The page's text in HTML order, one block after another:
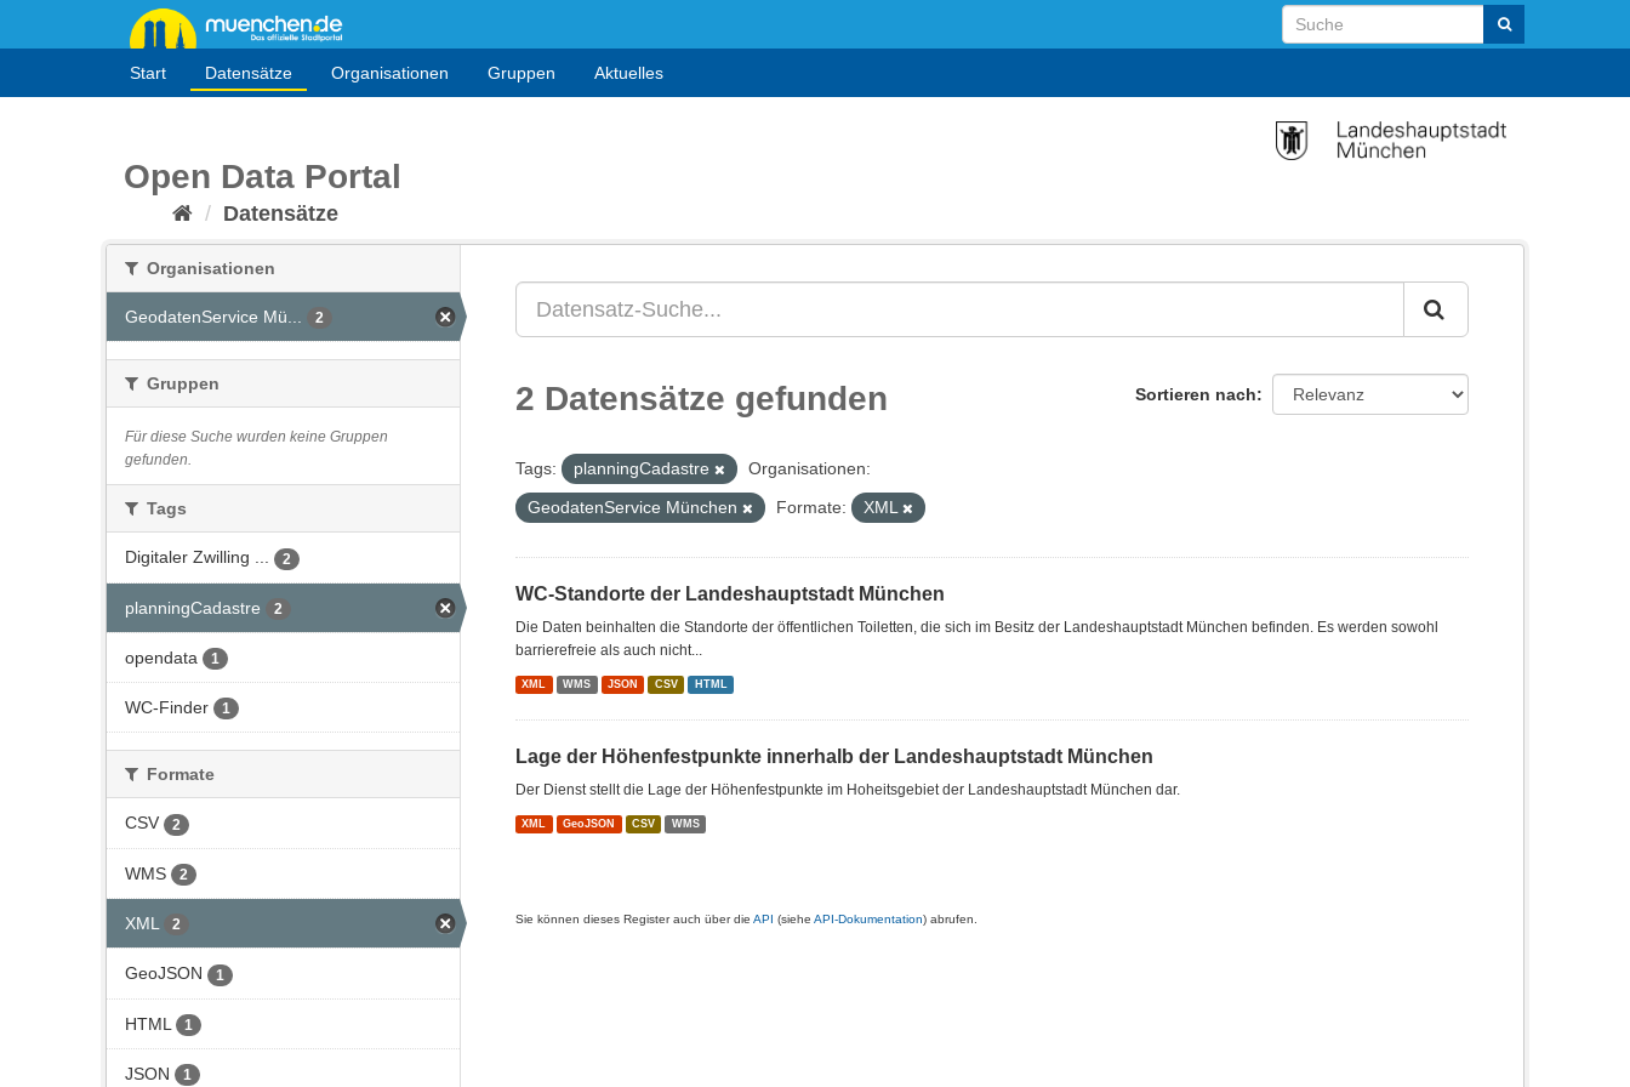
Start Datensätze Organisationen Gruppen Aktuelles
Open Data Portal
Datensätze
Organisationen
GeodatenService Mü... 2
Gruppen
Für diese Suche wurden keine Gruppen
gefunden.
Tags
Digitaler Zwilling ... 2
planningCadastre 2
opendata 1
WC-Finder 1
Formate
CSV 2
WMS 2
XML 2
GeoJSON 1
HTML 1
JSON 1
Sortieren nach
2 Datensätze gefunden
Tags: planningCadastre
Organisationen:
GeodatenService München
Formate: XML
WC-Standorte der Landeshauptstadt München
Die Daten beinhalten die Standorte der öffentlichen Toiletten, die sich im Besitz der Landeshauptstadt München befinden. Es werden sowohl
barrierefreie als auch nicht...
XML WMS JSON CSV HTML
Lage der Höhenfestpunkte innerhalb der Landeshauptstadt München
Der Dienst stellt die Lage der Höhenfestpunkte im Hoheitsgebiet der Landeshauptstadt München dar.
XML GeoJSON CSV WMS
Sie können dieses Register auch über die API (siehe API-Dokumentation) abrufen.